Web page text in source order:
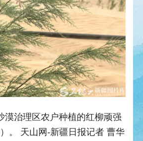
漠治理区农户种植的红柳顽强
。 天山网-新疆日报记者 曹华